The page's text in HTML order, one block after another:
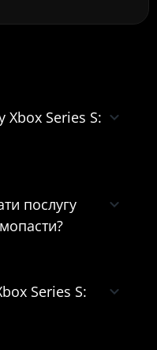
Xbox Series S:
послугу
Series S: